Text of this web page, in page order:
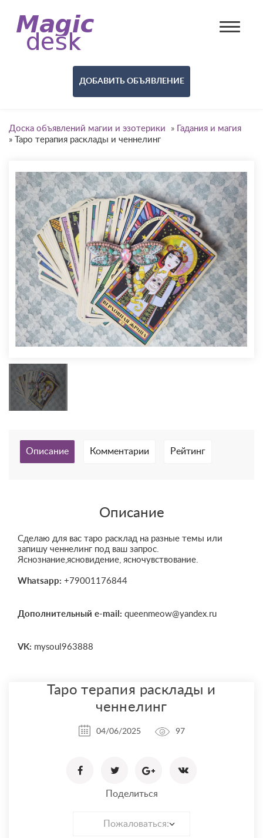
ДОБАВИТЬ ОБЪЯВЛЕНИЕ
Доска объявлений магии и эзотерики »
Гадания и магия
»
Таро терапия расклады и ченнелинг
Описание Комментарии Рейтинг
Описание
Сделаю для вас таро расклад на разные темы или
запишу ченнелинг под ваш запрос.
Яснознание,ясновидение, ясночувствование.
Whatsapp: +79001176844
Дополнительный e-mail: queenmeow@yandex.ru
VK: mysoul963888
Таро терапия расклады и
ченнелинг
04/06/2025 97
Поделиться
Пожаловаться: